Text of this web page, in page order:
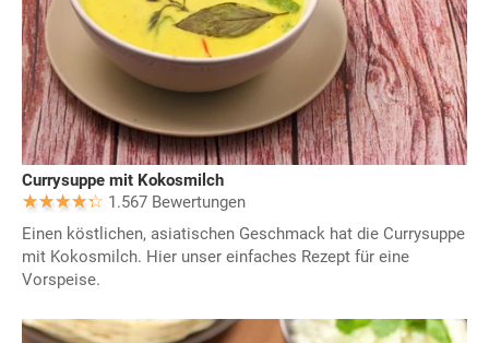
Currysuppe mit Kokosmilch
1.567 Bewertungen
Einen köstlichen, asiatischen Geschmack hat die Currysuppe
mit Kokosmilch. Hier unser einfaches Rezept für eine
Vorspeise.